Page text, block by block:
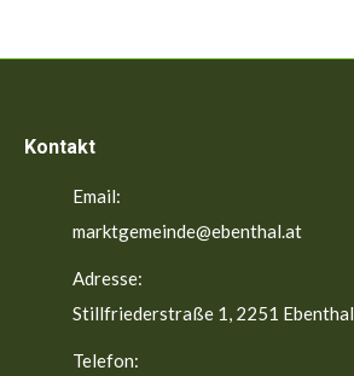
Kontakt
Email:
marktgemeinde@ebenthal.at
Adresse:
Stillfriederstraße 1, 2251 Ebenthal
Telefon: